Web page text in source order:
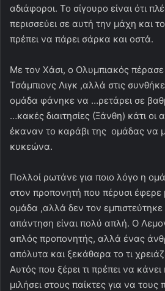
αδιάφοροι. Το σίγουρο είναι ότι
περισσεύει σε αυτή την μάχη και
πρέπει να πάρει σάρκα και οστά.
Με τον Χάσι, ο Ολυμπιακός πέρασε
Τσάμπιονς Λιγκ ,αλλά στις
ομάδα φάνηκε να …ρετάρει σε
…κακές διαιτησίες (Ξάνθη) κάτι οι
έκαναν το καράβι της ομάδας να
κυκεώνα.
Πολλοί ρωτάνε για ποιο λόγο η
στον προπονητή που πέρυσι έφερε
ομάδα ,αλλά δεν τον
απάντηση είναι πολύ απλή. Ο
απλός προπονητής, αλλά ένας
απόλυτα και ξεκάθαρα το τι
Αυτός που ξέρει τι πρέπει να
μιλήσει στους παίκτες για να τους